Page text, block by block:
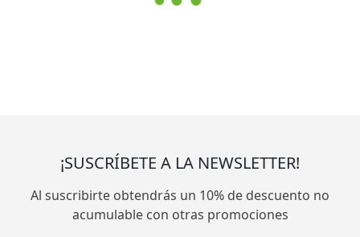
¡SUSCRÍBETE A LA NEWSLETTER!
Al suscribirte obtendrás un 10% de descuento no
acumulable con otras promociones